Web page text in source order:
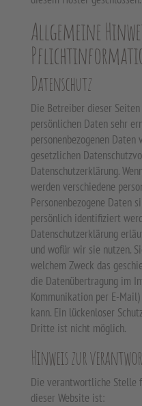
Allgemeine
Datenschutz
Die Betreiber dieser
persönlichen Daten sehr
personenbezogenen
gesetzlichen
Datenschutzerklärung.
werden verschiedene
Personenbezogene Daten
persönlich identifiziert
Datenschutzerklärung
und wofür wir sie nutzen.
welchem Zweck das
die Datenübertragung im
Kommunikation per E-
kann. Ein lückenloser
Dritte ist nicht möglich.
Hinweis zur
Die verantwortliche Stelle
dieser Website ist: